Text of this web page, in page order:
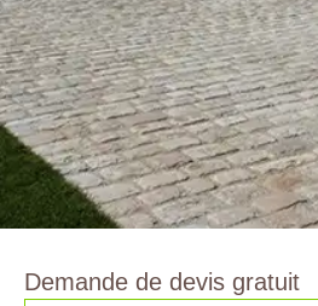
Demande de devis gratuit